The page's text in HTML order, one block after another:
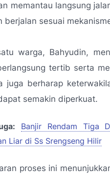
memantau langsung
berjalan sesuai
warga, Bahyudin,
tertib serta
juga berharap
semakin diperkuat.
Banjir Rendam Tiga
Liar di Ss Srengseng Hilir
proses ini